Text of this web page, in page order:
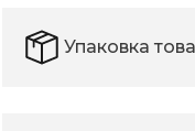
Упаковка